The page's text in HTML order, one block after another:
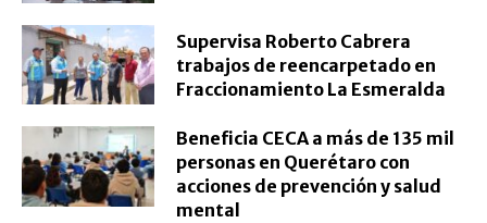
Supervisa Roberto Cabrera
trabajos de reencarpetado en
Fraccionamiento La Esmeralda
Beneficia CECA a más de 135 mil
personas en Querétaro con
acciones de prevención y salud
mental